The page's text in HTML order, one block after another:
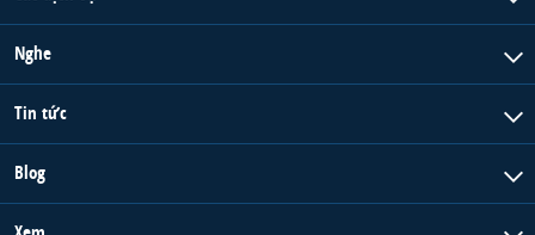
Nghe
Tin tức
Blog